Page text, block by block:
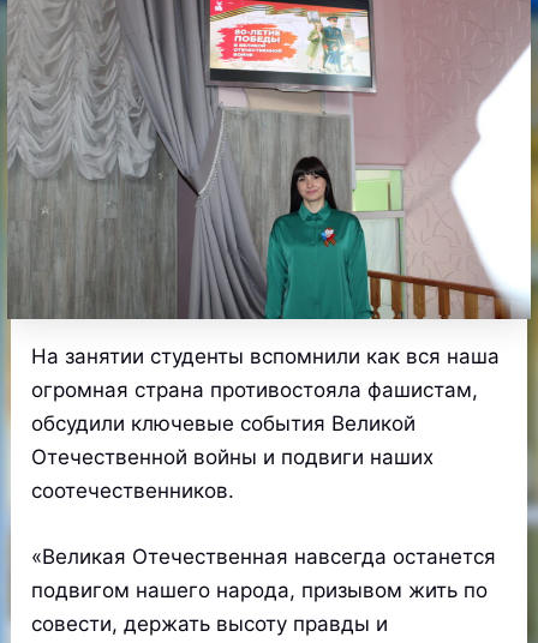
На занятии студенты вспомнили как вся наша
огромная страна противостояла фашистам,
обсудили ключевые события Великой
Отечественной войны и подвиги наших
соотечественников.
«Великая Отечественная навсегда останется
подвигом нашего народа, призывом жить по
совести, держать высоту правды и